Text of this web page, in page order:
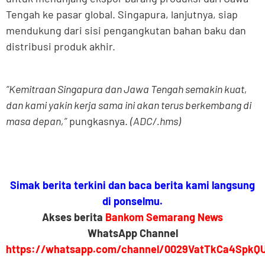
Tengah ke pasar global. Singapura, lanjutnya, siap
mendukung dari sisi pengangkutan bahan baku dan
distribusi produk akhir.
“Kemitraan Singapura dan Jawa Tengah semakin kuat,
dan kami yakin kerja sama ini akan terus berkembang di
masa depan,”pungkasnya. (ADC/.hms)
Simak berita terkini dan baca berita kami langsung
di ponselmu.
Akses berita Bankom Semarang News
WhatsApp Channel
https://whatsapp.com/channel/